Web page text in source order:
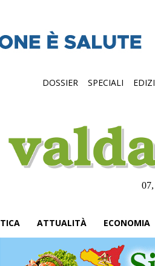
DOSSIER SPECIALI
ATTUALITÀ ECONOMIA